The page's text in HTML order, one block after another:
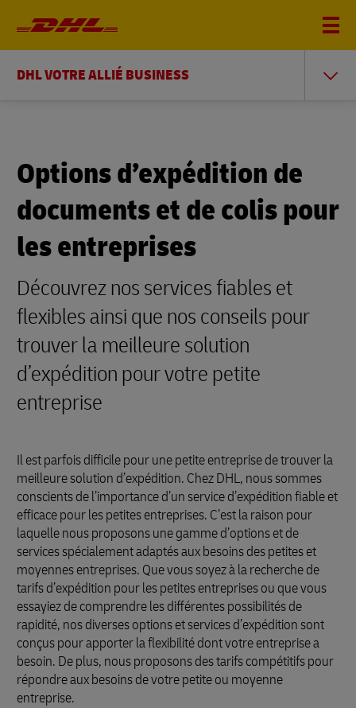
DHL VOTRE ALLIÉ BUSINESS
Options d’expédition de
documents et de colis pour
les entreprises
Découvrez nos services fiables et
flexibles ainsi que nos conseils pour
trouver la meilleure solution
d’expédition pour votre petite
entreprise
Il est parfois difficile pour une petite entreprise de trouver la
meilleure solution d’expédition. Chez DHL, nous sommes
conscients de l’importance d’un service d’expédition fiable et
efficace pour les petites entreprises. C’est la raison pour
laquelle nous proposons une gamme d’options et de
services spécialement adaptés aux besoins des petites et
moyennes entreprises. Que vous soyez à la recherche de
tarifs d’expédition pour les petites entreprises ou que vous
essayiez de comprendre les différentes possibilités de
rapidité, nos diverses options et services d’expédition sont
conçus pour apporter la flexibilité dont votre entreprise a
besoin. De plus, nous proposons des tarifs compétitifs pour
répondre aux besoins de votre petite ou moyenne
entreprise.